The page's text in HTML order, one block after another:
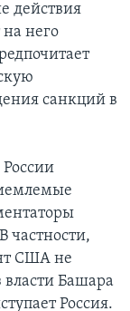
действия
него
санкций в
частности,
США не
власти Башара
Россия.